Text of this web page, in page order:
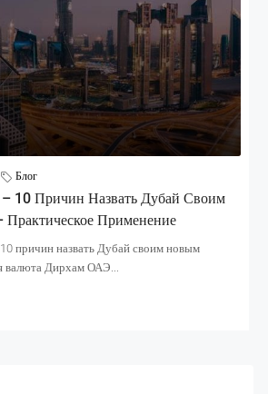
Блог
10 Причин Назвать Дубай Своим
Применение
назвать Дубай своим новым
валюта Дирхам ОАЭ...